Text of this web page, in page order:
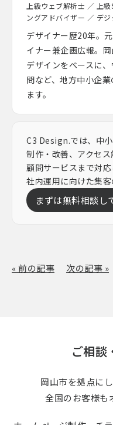
上級ウェブ解析士 ／ 上
ングアドバイザー ／ デ
デザイナー歴20年。
イナー兼企画広報。
デザインをベースに
問など、地方中小企
ます。
C3 Design.では、中
制作・改善、アクセス
顧問サービスまで対応
社内運用に向けた集客
まずは無料相談し
« 前の記事 次の記事 »
ご相談
岡山市を拠点に
全国のお客様も